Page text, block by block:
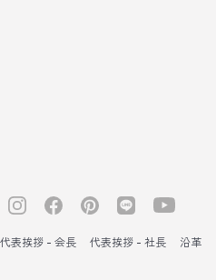
代表挨拶 - 会長 代表挨拶 - 社長 沿革